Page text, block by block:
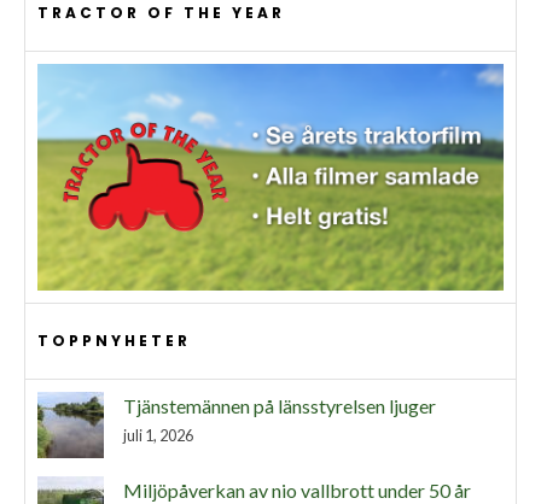
TRACTOR OF THE YEAR
TOPPNYHETER
Tjänstemännen på länsstyrelsen ljuger
juli 1, 2026
Miljöpåverkan av nio vallbrott under 50 år